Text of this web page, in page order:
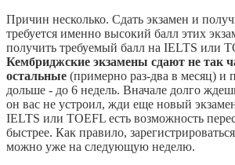
Причин несколько. Сдать экзамен и
требуется именно высокий балл этих
получить требуемый балл на IELTS или
Кембриджские экзамены сдают не так
остальные (примерно раз-два в месяц) и
дольше - до 6 недель. Вначале долго
он вас не устроил, жди еще новый
IELTS или TOEFL есть возможность
быстрее. Как правило,
можно уже на следующую неделю.